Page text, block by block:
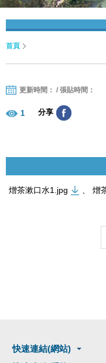
首頁
更新時間： / 張貼時間：
1 分享
熷茶漱口水1.jpg 熷
快速連結(網站)